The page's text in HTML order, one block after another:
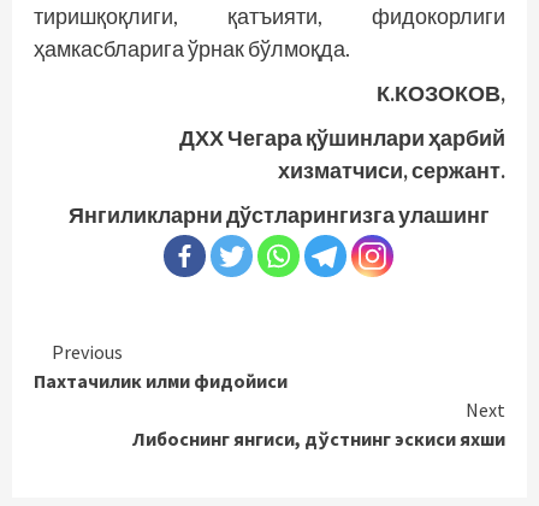
тиришқоқлиги, қатъияти, фидокорлиги
ҳамкасбларига ўрнак бўлмоқда.
К.КОЗОКОВ,
ДХХ Чегара қўшинлари ҳарбий
хизматчиси, сержант.
Янгиликларни дўстларингизга улашинг
Continue
Reading
Previous
Пахтачилик илми фидойиси
Next
Либоснинг янгиси, дўстнинг эскиси яхши